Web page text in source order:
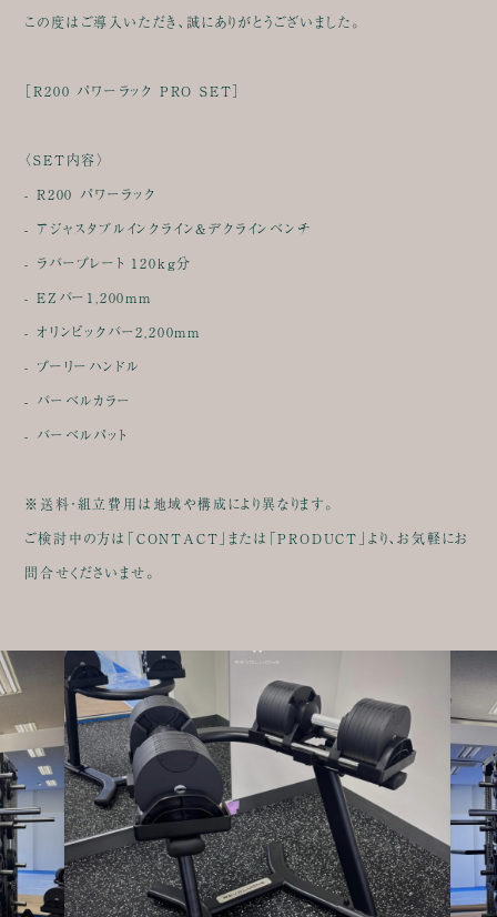
この度はご導入いただき、誠にありがとうございました。
［R200 パワーラック PRO SET］
〈SET内容〉
- R200 パワーラック
- アジャスタブルインクライン&デクラインベンチ
- ラバープレート 120kg分
- EZバー1,200mm
- オリンピックバー2,200mm
- プーリーハンドル
- バーベルカラー
- バーベルパット
※送料・組立費用は地域や構成により異なります。
ご検討中の方は「CONTACT」または「PRODUCT」より、お気軽にお
問合せくださいませ。